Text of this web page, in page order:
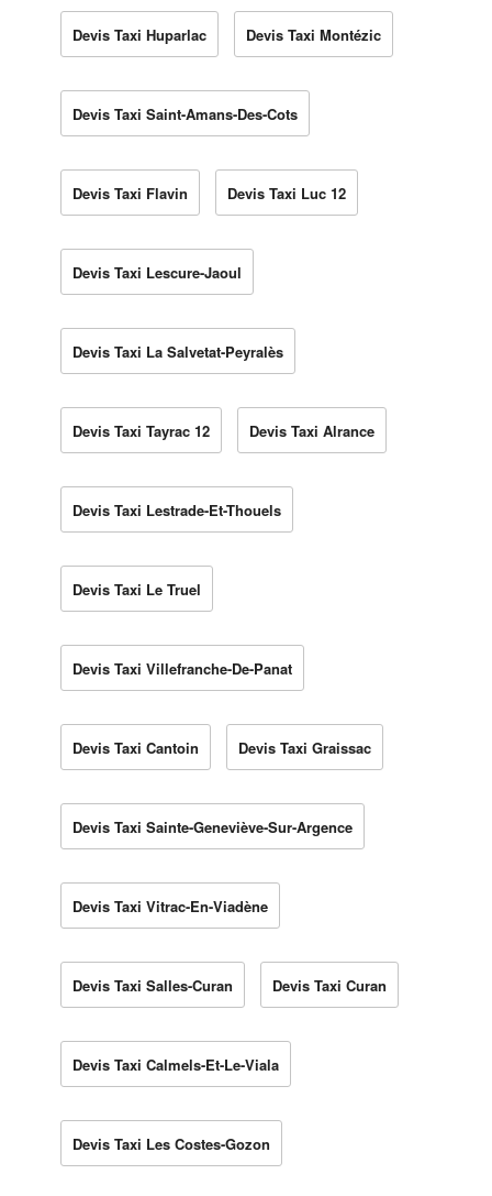
Devis Taxi Huparlac Devis Taxi Montézic
Devis Taxi Saint-Amans-Des-Cots
Devis Taxi Flavin Devis Taxi Luc 12
Devis Taxi Lescure-Jaoul
Devis Taxi La Salvetat-Peyralès
Devis Taxi Tayrac 12 Devis Taxi Alrance
Devis Taxi Lestrade-Et-Thouels
Devis Taxi Le Truel
Devis Taxi Villefranche-De-Panat
Devis Taxi Cantoin Devis Taxi Graissac
Devis Taxi Sainte-Geneviève-Sur-Argence
Devis Taxi Vitrac-En-Viadène
Devis Taxi Salles-Curan Devis Taxi Curan
Devis Taxi Calmels-Et-Le-Viala
Devis Taxi Les Costes-Gozon